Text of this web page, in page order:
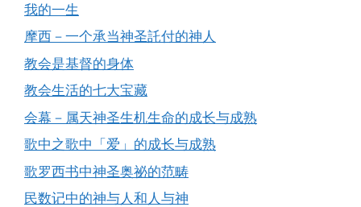
我的一生
摩西－一个承当神圣託付的神人
教会是基督的身体
教会生活的七大宝藏
会幕－属天神圣生机生命的成长与成熟
歌中之歌中「爱」的成长与成熟
歌罗西书中神圣奥祕的范畴
民数记中的神与人和人与神